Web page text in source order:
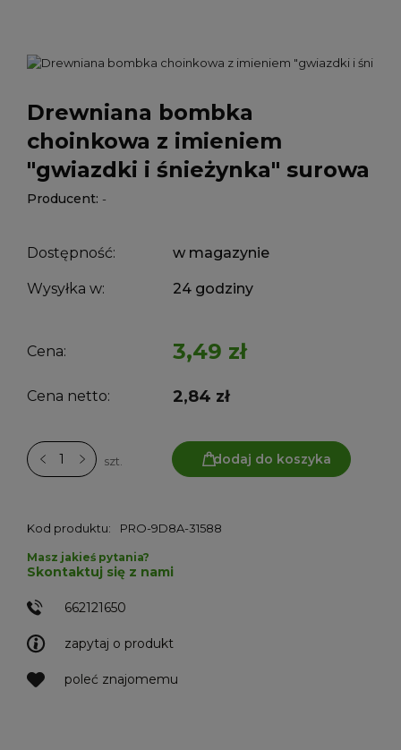
Drewniana bombka
choinkowa z imieniem
"gwiazdki i śnieżynka" surowa
Producent: -
Dostępność: w magazynie
Wysyłka w: 24 godziny
Cena: 3,49 zł
Cena netto: 2,84 zł
szt. dodaj do koszyka
Kod produktu: PRO-9D8A-31588
zapytaj o produkt
poleć znajomemu
Masz jakieś pytania?
Skontaktuj się z nami
662121650